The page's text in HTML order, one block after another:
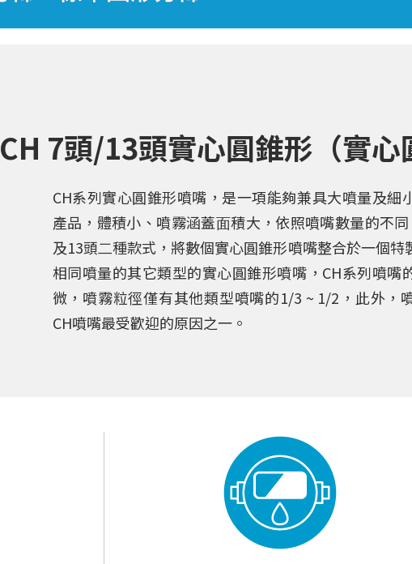
CH 7頭/13頭實心圓錐形（實⼼
CH系列實⼼圓錐形噴嘴，是⼀項能夠兼具⼤噴量及細
產品，體積⼩、噴霧涵蓋⾯積⼤，依照噴嘴數量的不
及13頭⼆種款式，將數個實⼼圓錐形噴嘴整合於⼀個特
相同噴量的其它類型的實⼼圓錐形噴嘴，CH系列噴嘴
微，噴霧粒徑僅有其他類型噴嘴的1/3 ~ 1/2，此外，
CH噴嘴最受歡迎的原因之⼀。